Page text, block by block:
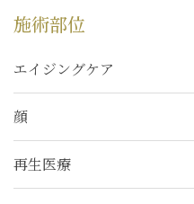
施術部位
エイジングケア
顔
再生医療